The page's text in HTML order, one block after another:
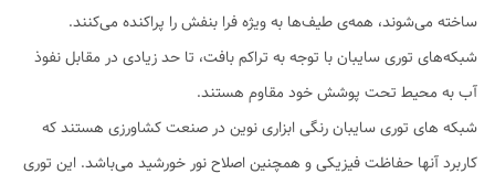
ساخته می‌شوند، همه‌ی طیف‌ها به ویژه فرا بنفش را پراکنده می‌کنند.
شبکه‌های توری سایبان با توجه به تراکم بافت، تا حد زیادی در مقابل نفوذ
آب به محیط تحت پوشش خود مقاوم هستند.
شبکه های توری سایبان رنگی ابزاری نوین در صنعت کشاورزی هستند که
کاربرد آنها حفاظت فیزیکی و همچنین اصلاح نور خورشید می‌باشد. این توری